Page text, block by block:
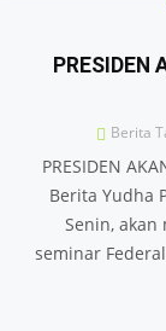
PRESIDEN
Berita
PRESIDEN
Berita Yudha
Senin,
seminar